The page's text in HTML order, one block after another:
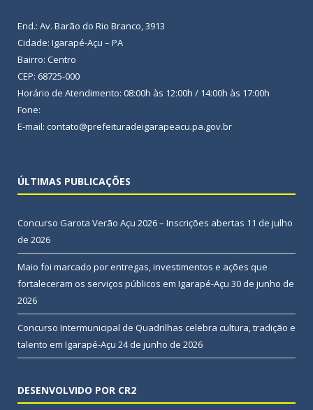
End.: Av. Barão do Rio Branco, 3913
Cidade: Igarapé-Açu – PA
Bairro: Centro
CEP: 68725-000
Horário de Atendimento: 08:00h às 12:00h / 14:00h às 17:00h
Fone:
E-mail: contato@prefeituradeigarapeacu.pa.gov.br
ÚLTIMAS PUBLICAÇÕES
Concurso Garota Verão Açu 2026 – Inscrições abertas 11 de julho
de 2026
Maio foi marcado por entregas, investimentos e ações que
fortaleceram os serviços públicos em Igarapé-Açu 30 de junho de
2026
Concurso Intermunicipal de Quadrilhas celebra cultura, tradição e
talento em Igarapé-Açu 24 de junho de 2026
DESENVOLVIDO POR CR2